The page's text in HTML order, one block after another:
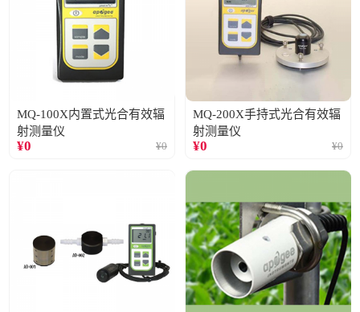
MQ-100X内置式光合有效辐
射测量仪
¥0 ¥0
MQ-200X手持式光合有效辐
射测量仪
¥0 ¥0